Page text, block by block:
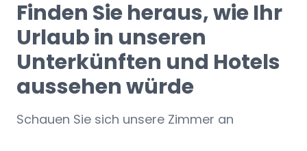
Finden Sie heraus, wie Ihr
Urlaub in unseren
Unterkünften und Hotels
aussehen würde
Schauen Sie sich unsere Zimmer an